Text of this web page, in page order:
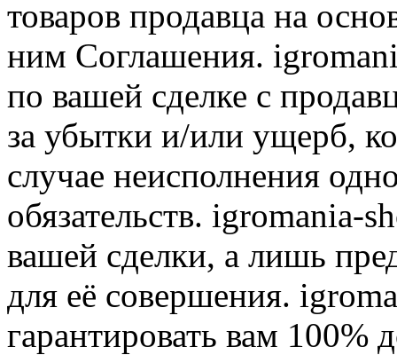
товаров продавца на
ним Соглашения.
по вашей сделке с
за убытки и/или ущерб,
случае неисполнения
обязательств. igromania-
вашей сделки, а лишь
для её совершения.
гарантировать вам 100%